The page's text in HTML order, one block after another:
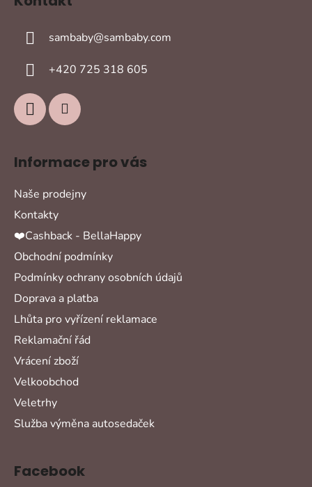
sambaby@sambaby.com
+420 725 318 605
Informace pro vás
Naše prodejny
Kontakty
❤️Cashback - BellaHappy
Obchodní podmínky
Podmínky ochrany osobních údajů
Doprava a platba
Lhůta pro vyřízení reklamace
Reklamační řád
Vrácení zboží
Velkoobchod
Veletrhy
Služba výměna autosedaček
Facebook